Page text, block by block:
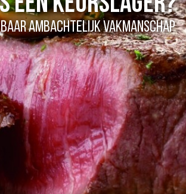
ambachtelijk vakmanschap